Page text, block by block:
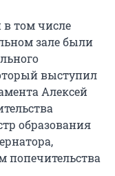
том числе
зале были
выступил
Алексей
образования
попечительства